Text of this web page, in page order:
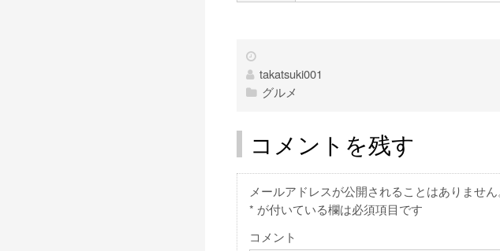
takatsuki001
グルメ
コメントを残す
メールアドレスが公開されることはありません
* が付いている欄は必須項目です
コメント